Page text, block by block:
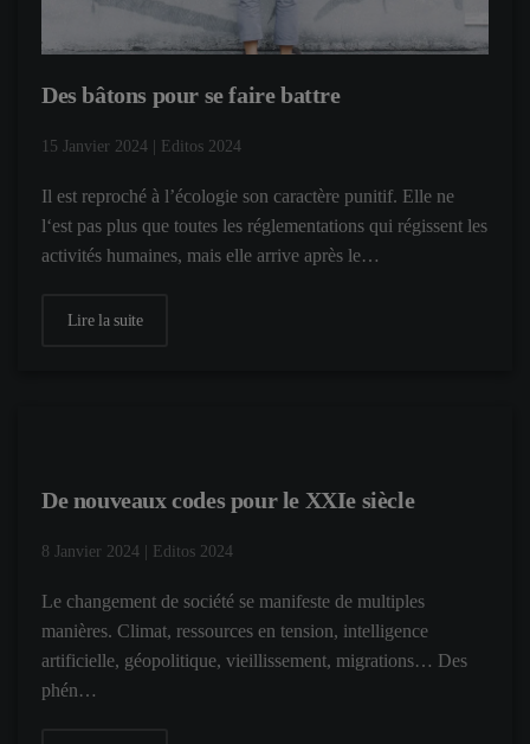
Des bâtons pour se faire battre
15 Janvier 2024 Editos 2024
Il est reproché à l’écologie son caractère punitif. Elle ne
l‘est pas plus que toutes les réglementations qui régissent les
activités humaines, mais elle arrive après le…
Lire la suite
De nouveaux codes pour le XXIe siècle
8 Janvier 2024 Editos 2024
Le changement de société se manifeste de multiples
manières. Climat, ressources en tension, intelligence
artificielle, géopolitique, vieillissement, migrations… Des
phén…